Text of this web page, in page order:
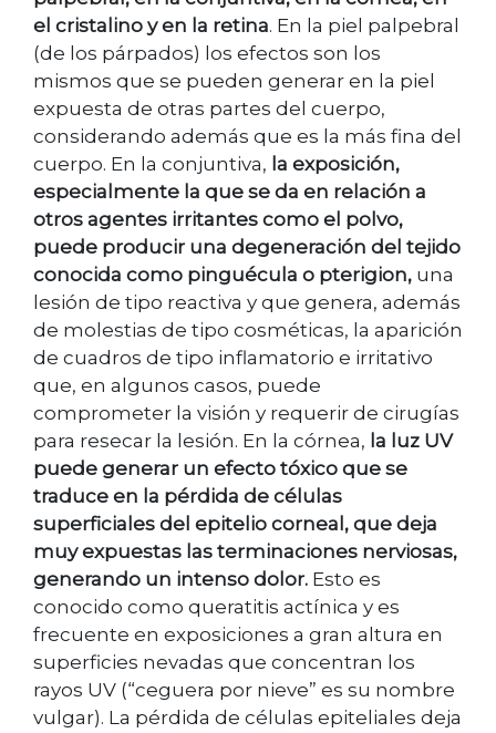
el cristalino y en la retina. En la piel palpebral
(de los párpados) los efectos son los
mismos que se pueden generar en la piel
expuesta de otras partes del cuerpo,
considerando además que es la más fina del
cuerpo. En la conjuntiva, la exposición,
especialmente la que se da en relación a
otros agentes irritantes como el polvo,
puede producir una degeneración del tejido
conocida como pinguécula o pterigion, una
lesión de tipo reactiva y que genera, además
de molestias de tipo cosméticas, la aparición
de cuadros de tipo inflamatorio e irritativo
que, en algunos casos, puede
comprometer la visión y requerir de cirugías
para resecar la lesión. En la córnea, la luz UV
puede generar un efecto tóxico que se
traduce en la pérdida de células
superficiales del epitelio corneal, que deja
muy expuestas las terminaciones nerviosas,
generando un intenso dolor. Esto es
conocido como queratitis actínica y es
frecuente en exposiciones a gran altura en
superficies nevadas que concentran los
rayos UV (“ceguera por nieve” es su nombre
vulgar). La pérdida de células epiteliales deja